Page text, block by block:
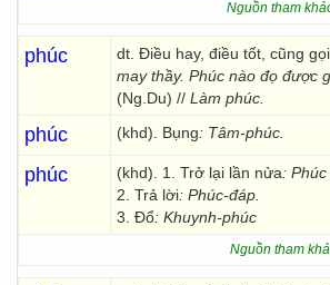
Nguồn tham
phúc dt. Điều hay, điều tốt, cũng
may thầy. Phúc nào đọ được
(Ng.Du) // Làm phúc.
phúc (khd). Bụng: Tâm-phúc.
phúc (khd). 1. Trở lại lần nửa: Phúc
2. Trả lời: Phúc-đáp.
3. Đổ: Khuynh-phúc
Nguồn tham